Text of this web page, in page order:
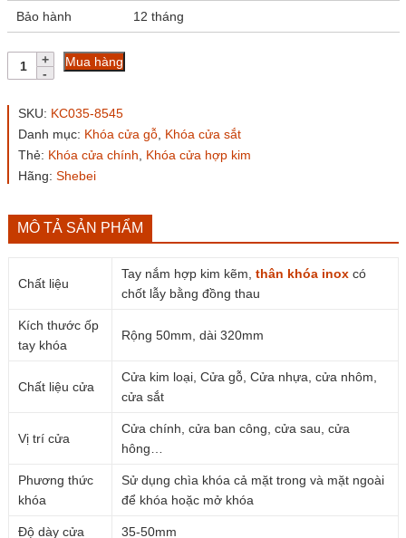
Bảo hành 12 tháng
Khóa
cửa
KC035-
dài
320mm
số
Mua hàng
SKU: KC035-8545
Danh mục: Khóa cửa gỗ, Khóa cửa sắt
Thẻ: Khóa cửa chính
Khóa cửa hợp kim
Hãng: Shebei
MÔ TẢ SẢN PHẨM
Chất liệu
Tay nắm hợp kim kẽm, thân khóa inoxcó
chốt lẫy bằng đồng thau
Kích thước ốp
tay khóa
Rộng 50mm, dài 320mm
Chất liệu cửa
Cửa kim loại, Cửa gỗ, Cửa nhựa, cửa nhôm,
cửa sắt
Vị trí cửa
Cửa chính, cửa ban công, cửa sau, cửa
hông…
Phương thức
khóa
Sử dụng chìa khóa cả mặt trong và mặt ngoài
để khóa hoặc mở khóa
Độ dày cửa 35-50mm